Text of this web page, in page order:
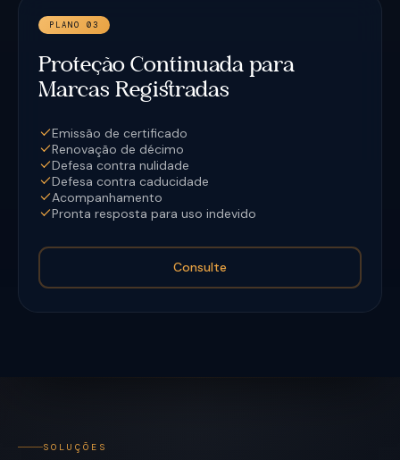
PLANO 03
Proteção Continuada para
Marcas Registradas
Emissão de certificado
Renovação de décimo
Defesa contra nulidade
Defesa contra caducidade
Acompanhamento
Pronta resposta para uso indevido
Consulte
SOLUÇÕES